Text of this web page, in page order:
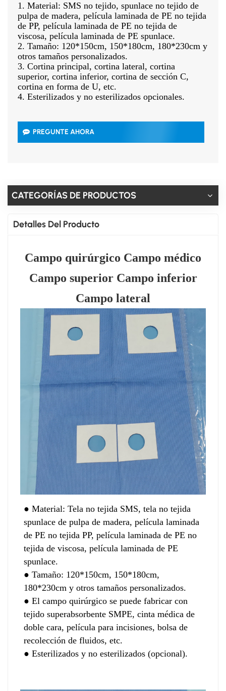
1. Material: SMS no tejido, spunlace no tejido de
pulpa de madera, película laminada de PE no tejida
de PP, película laminada de PE no tejida de
viscosa, película laminada de PE spunlace.
2. Tamaño: 120*150cm, 150*180cm, 180*230cm y
otros tamaños personalizados.
3. Cortina principal, cortina lateral, cortina
superior, cortina inferior, cortina de sección C,
cortina en forma de U, etc.
4. Esterilizados y no esterilizados opcionales.
PREGUNTE AHORA
CATEGORÍAS DE PRODUCTOS
Detalles Del Producto
Campo quirúrgico Campo médico
Campo superior Campo inferior
Campo lateral
●Material: Tela no tejida SMS, tela no tejida
spunlace de pulpa de madera, película laminada
de PE no tejida PP, película laminada de PE no
tejida de viscosa, película laminada de PE
spunlace.
● Tamaño: 120*150cm, 150*180cm,
180*230cm y otros tamaños personalizados.
● El campo quirúrgico se puede fabricar con
tejido superabsorbente SMPE, cinta médica de
doble cara, película para incisiones, bolsa de
recolección de fluidos, etc.
● Esterilizados y no esterilizados (opcional).